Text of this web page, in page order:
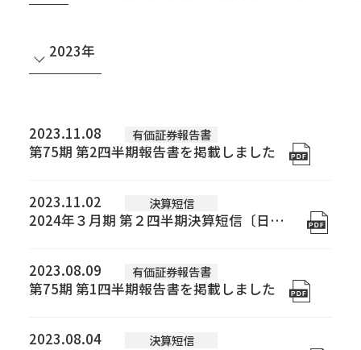
会社情報
IR・SR情報
2023年
2025年
2023年
2021年
2020年
2023.11.08 有価証券報告書
第75期 第2四半期報告書を掲載しました
2023.11.02 決算短信
2024年３月期 第２四半期決算短信〔日本基準〕(連結)を掲載しました
2023.08.09 有価証券報告書
第75期 第1四半期報告書を掲載しました
2023.08.04 決算短信